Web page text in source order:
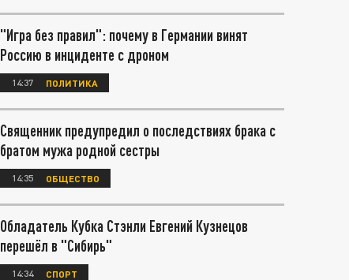
"Игра без правил": почему в Германии винят
Россию в инциденте с дроном
14:37 ПОЛИТИКА
Священник предупредил о последствиях брака с
братом мужа родной сестры
14:35 ОБЩЕСТВО
Обладатель Кубка Стэнли Евгений Кузнецов
перешёл в "Сибирь"
14:34 СПОРТ